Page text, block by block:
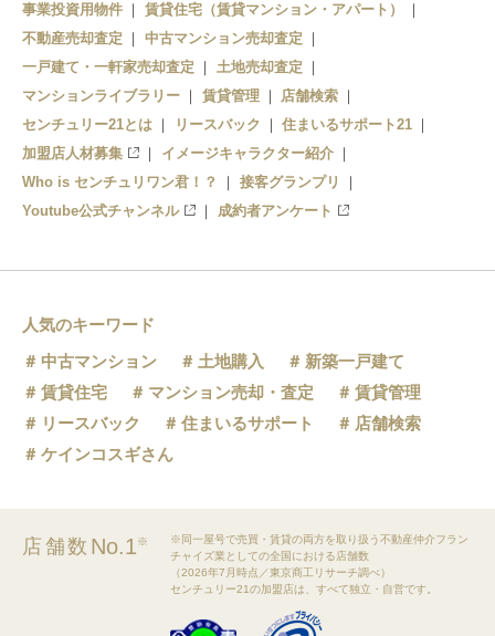
事業投資用物件
賃貸住宅（賃貸マンション・アパート）
不動産売却査定
中古マンション売却査定
一戸建て・一軒家売却査定
土地売却査定
マンションライブラリー
賃貸管理
店舗検索
センチュリー21とは
リースバック
住まいるサポート21
加盟店人材募集
イメージキャラクター紹介
Who is センチュリワン君！？
接客グランプリ
Youtube公式チャンネル
成約者アンケート
人気のキーワード
中古マンション
土地購入
新築一戸建て
賃貸住宅
マンション売却・査定
賃貸管理
リースバック
住まいるサポート
店舗検索
ケインコスギさん
店舗数 No.1※
※同一屋号で売買・賃貸の両方を取り扱う不動産仲介フラン
チャイズ業としての全国における店舗数
（2026年7月時点／東京商工リサーチ調べ）
センチュリー21の加盟店は、すべて独立・自営です。